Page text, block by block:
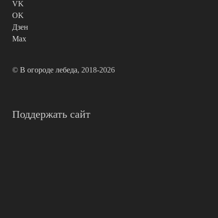
VK
OK
Дзен
Max
© В огороде лебеда, 2018-2026
Поддержать сайт